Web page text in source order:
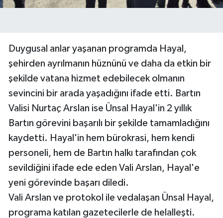
Duygusal anlar yaşanan programda Hayal,
şehirden ayrılmanın hüznünü ve daha da etkin bir
şekilde vatana hizmet edebilecek olmanın
sevincini bir arada yaşadığını ifade etti. Bartın
Valisi Nurtaç Arslan ise Ünsal Hayal'in 2 yıllık
Bartın görevini başarılı bir şekilde tamamladığını
kaydetti. Hayal'in hem bürokrasi, hem kendi
personeli, hem de Bartın halkı tarafından çok
sevildiğini ifade ede eden Vali Arslan, Hayal'e
yeni görevinde başarı diledi.
Vali Arslan ve protokol ile vedalaşan Ünsal Hayal,
programa katılan gazetecilerle de helalleşti.